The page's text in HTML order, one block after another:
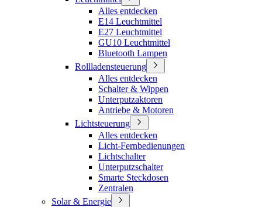
Alles entdecken
E14 Leuchtmittel
E27 Leuchtmittel
GU10 Leuchtmittel
Bluetooth Lampen
Rollladensteuerung
Alles entdecken
Schalter & Wippen
Unterputzaktoren
Antriebe & Motoren
Lichtsteuerung
Alles entdecken
Licht-Fernbedienungen
Lichtschalter
Unterputzschalter
Smarte Steckdosen
Zentralen
Solar & Energie